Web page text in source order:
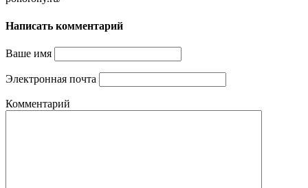
Написать комментарий
Ваше имя
Электронная почта
Комментарий